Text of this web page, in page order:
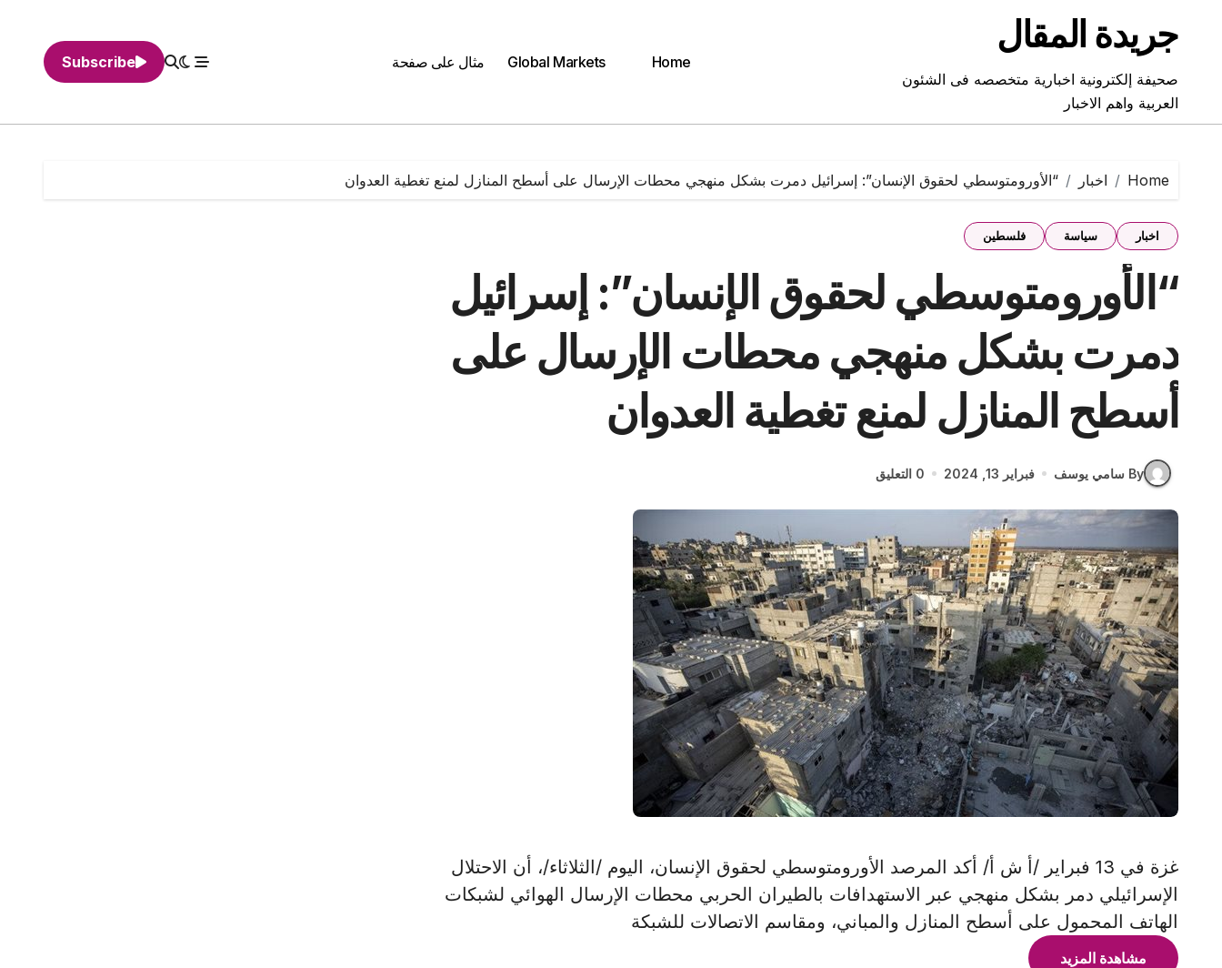
contentجريدة المقال
صحيفة إلكترونية اخبارية متخصصه فى الشئون
العربية واهم الاخبار
Home
Global Markets مثال على صفحة Subscribe
Home اخبار “الأورومتوسطي لحقوق الإنسان”: إسرائيل دمرت بشكل منهجي محطات الإرسال على أسطح المنازل لمنع تغطية العدوان
اخبار سياسة فلسطين
“الأورومتوسطي لحقوق الإنسان”: إسرائيل
دمرت بشكل منهجي محطات الإرسال على
أسطح المنازل لمنع تغطية العدوان
By سامي يوسف فبراير 13, 2024 0 التعليق
غزة في 13 فبراير /أ ش أ/ أكد المرصد الأورومتوسطي لحقوق الإنسان، اليوم /الثلاثاء/، أن الاحتلال
الإسرائيلي دمر بشكل منهجي عبر الاستهدافات بالطيران الحربي محطات الإرسال الهوائي لشبكات
الهاتف المحمول على أسطح المنازل والمباني، ومقاسم الاتصالات للشبكة
مشاهدة المزيد